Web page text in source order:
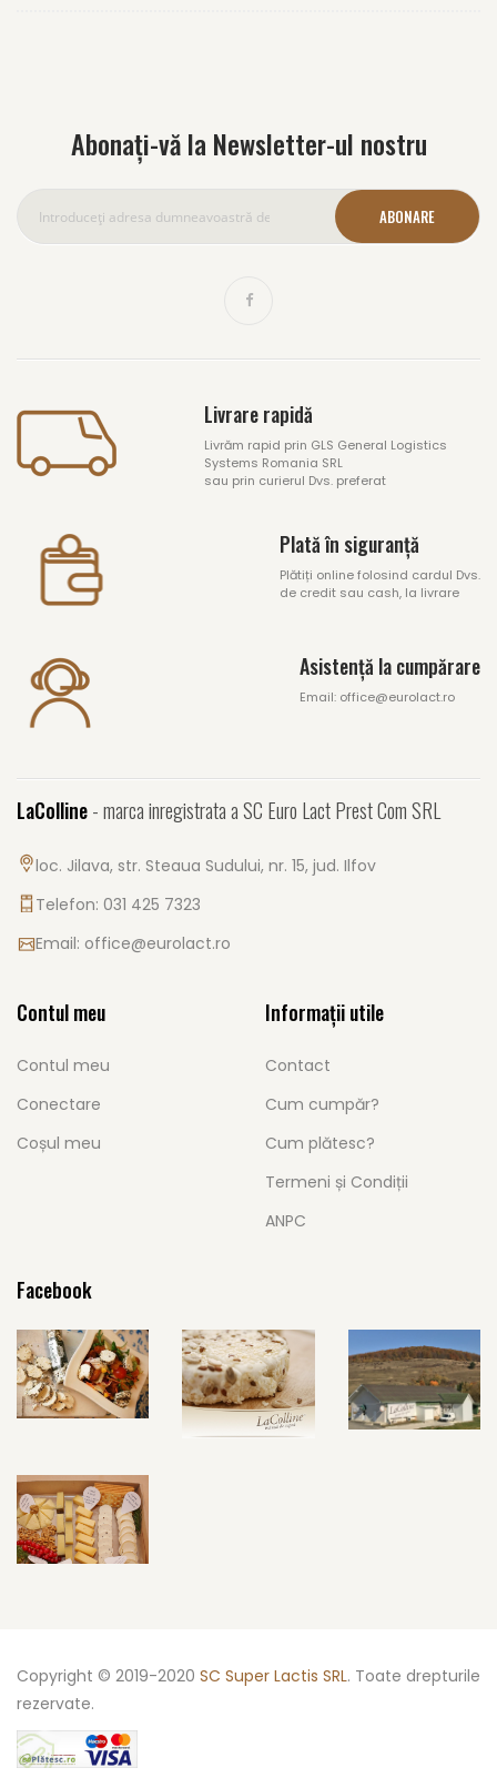
Abonați-vă la Newsletter-ul nostru
ABONARE
Livrare rapidă
Livrăm rapid prin GLS General Logistics
Systems Romania SRL
sau prin curierul Dvs. preferat
Plată în siguranță
Plătiți online folosind cardul Dvs.
de credit sau cash, la livrare
Asistență la cumpărare
Email: office@eurolact.ro
LaColline- marca inregistrata a SC Euro Lact Prest Com SRL
loc. Jilava, str. Steaua Sudului, nr. 15, jud. Ilfov
Telefon: 031 425 7323
Email: office@eurolact.ro
Contul meu
Contul meu
Conectare
Coșul meu
Informații utile
Contact
Cum cumpăr?
Cum plătesc?
Termeni și Condiții
ANPC
Facebook
Copyright © 2019-2020 SC Super Lactis SRL. Toate drepturile
rezervate.